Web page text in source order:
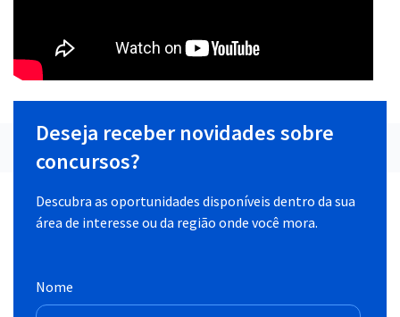
Deseja receber novidades sobre
concursos?
Descubra as oportunidades disponíveis dentro da sua
área de interesse ou da região onde você mora.
Nome